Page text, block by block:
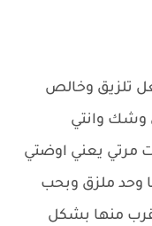
تلزيق وخالص
وشك وانتي
مرتي يعني اوضتي
وحد ملزق وبحب
منها بشكل